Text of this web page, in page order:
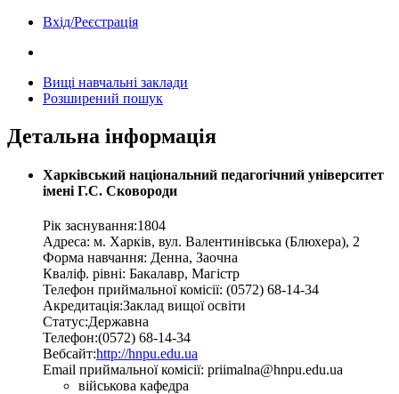
Вхід/Реєстрація
Вищі навчальні заклади
Розширений пошук
Детальна інформація
Харківський національний педагогічний університет
імені Г.С. Сковороди
Рік заснування:1804
Адресa: м. Харків, вул. Валентинівська (Блюхера), 2
Форма навчання: Денна, Заочна
Кваліф. рівні: Бакалавр, Магістр
Телефон приймальної комісії: (0572) 68-14-34
Акредитація:Заклад вищої освіти
Статус:Державна
Телефон:(0572) 68-14-34
Вебсайт:http://hnpu.edu.ua
Email приймальної комісії: priimalna@hnpu.edu.ua
військова кафедра